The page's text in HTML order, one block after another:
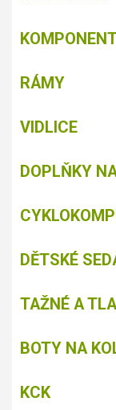
RÁMY
VIDLICE
DOPLŇKY
DĚTSKÉ
TAŽNÉ A
BOTY NA
KCK